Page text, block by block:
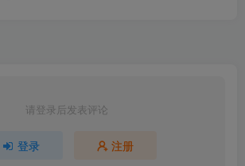
请登录后发表评论
登录 注册